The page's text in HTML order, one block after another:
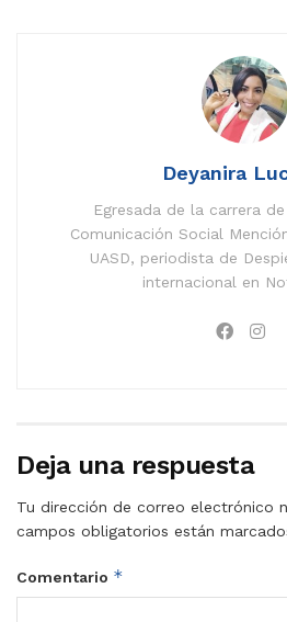
Deyanira
Egresada de la carrera
Comunicación Social
UASD, periodista de
internacional en
Deja una respuesta
Tu dirección de correo electrónico
campos obligatorios están
Comentario *